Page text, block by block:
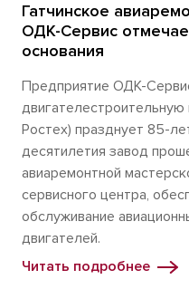
Гатчинское
ОДК-Сервис
основания
Предприятие ОДК-
Ростех) празднует 85-
десятилетия завод
авиаремонтной
сервисного центра,
обслуживание
двигателей.
Читать подробнее